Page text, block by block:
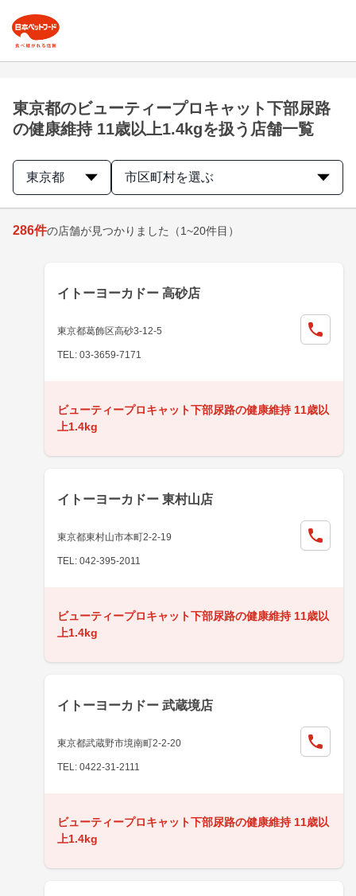
東京都のビューティープロキャット下部尿路
の健康維持 11歳以上1.4kgを扱う店舗一覧
東京都 市区町村を選ぶ
286件の店舗が見つかりました （1~20件目）
イトーヨーカドー 高砂店
東京都葛飾区高砂3-12-5
TEL: 03-3659-7171
ビューティープロキャット下部尿路の健康維持 11歳以
上1.4kg
イトーヨーカドー 東村山店
東京都東村山市本町2-2-19
TEL: 042-395-2011
ビューティープロキャット下部尿路の健康維持 11歳以
上1.4kg
イトーヨーカドー 武蔵境店
東京都武蔵野市境南町2-2-20
TEL: 0422-31-2111
ビューティープロキャット下部尿路の健康維持 11歳以
上1.4kg